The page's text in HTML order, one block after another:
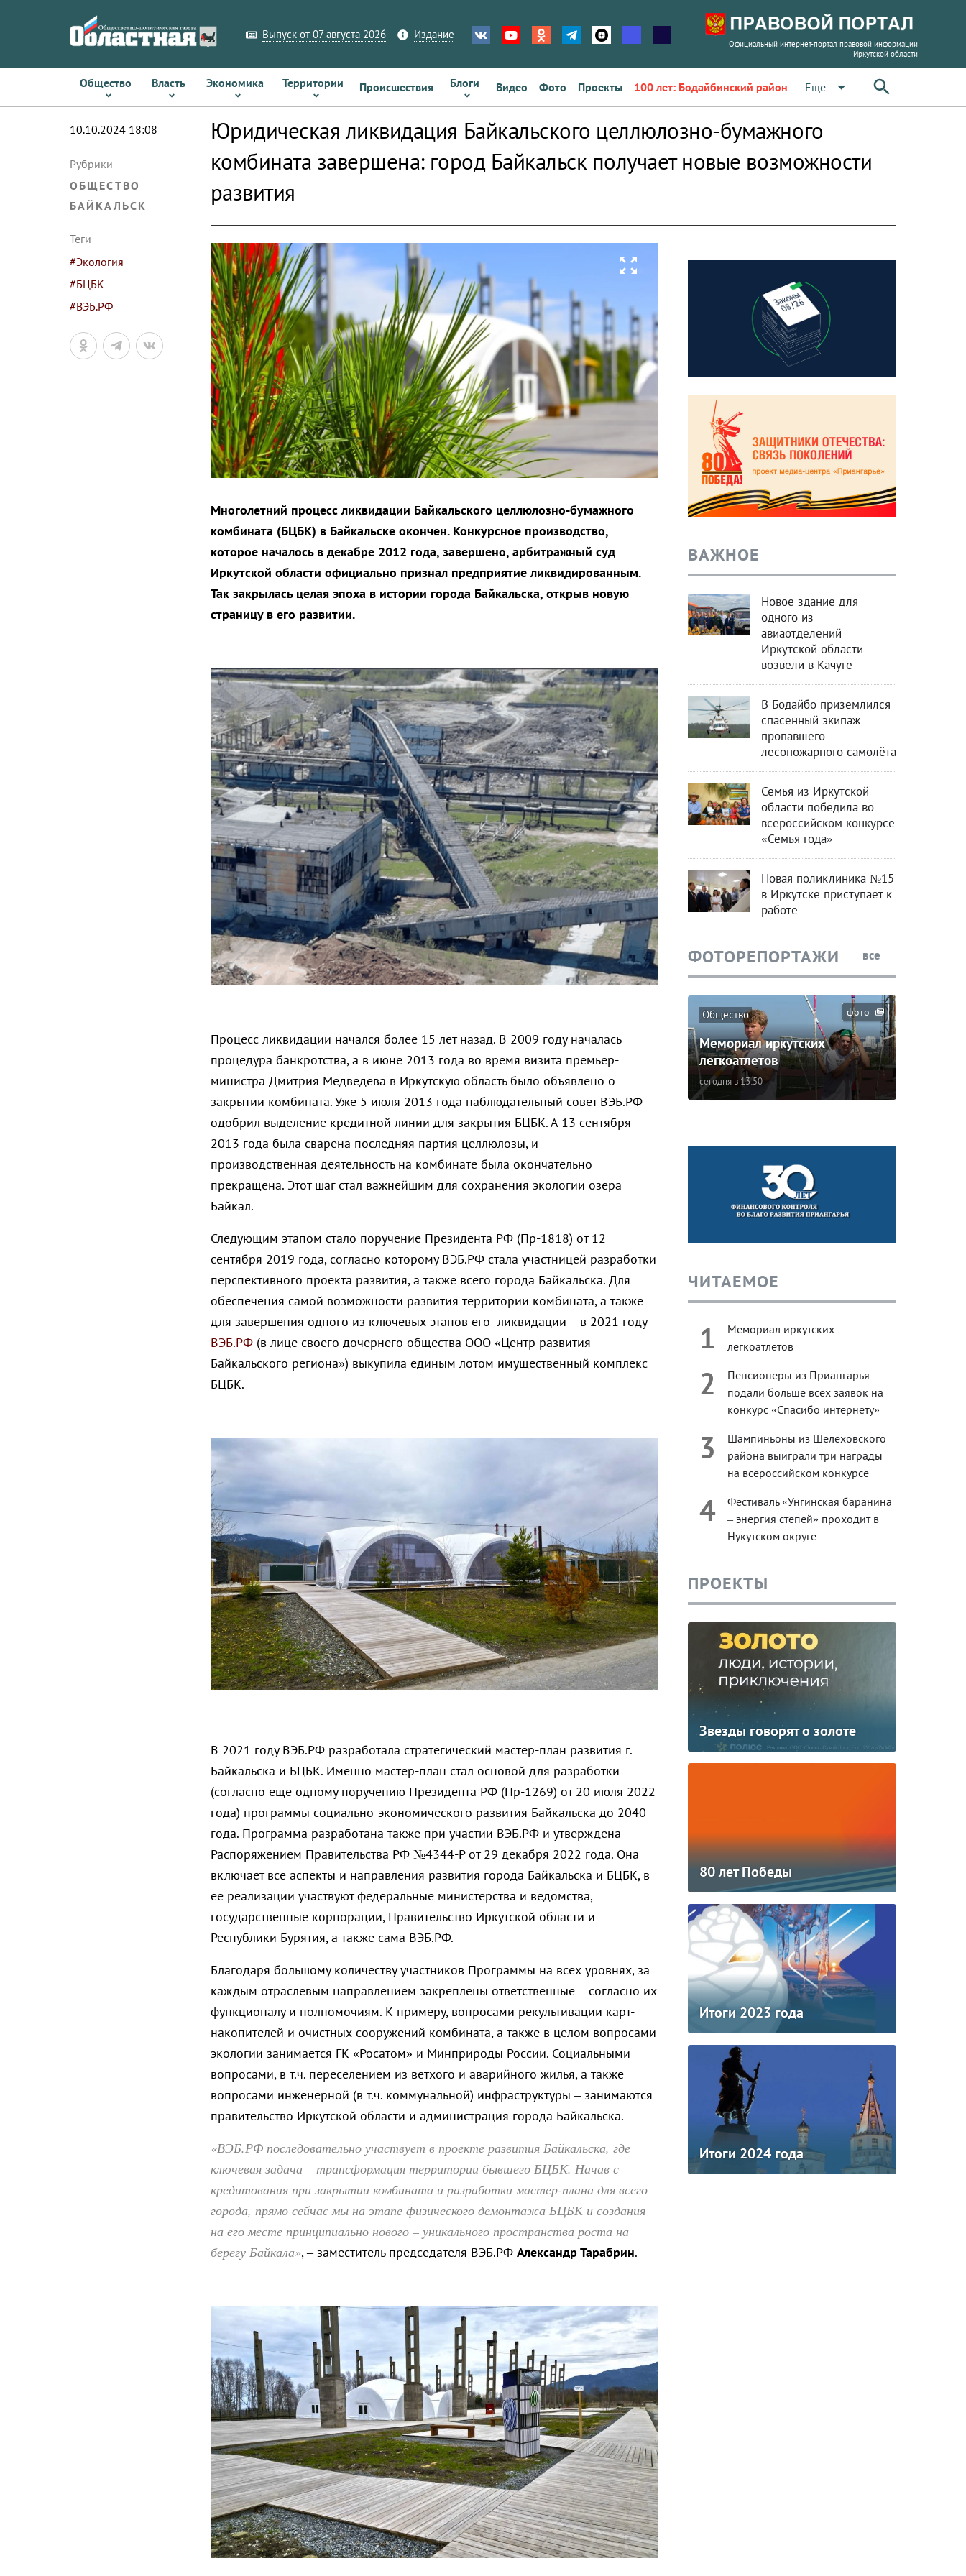
Выпуск от 07 августа 2026 Издание
Официальный интернет-портал правовой информации
Иркутской области
Общество Власть Экономика Территории Происшествия Блоги Видео Фото Проекты 100 лет: Бодайбинский район Еще arrow_drop_down
10.10.2024 18:08
Рубрики
ОБЩЕСТВО
БАЙКАЛЬСК
Теги
#Экология
#БЦБК
#ВЭБ.РФ
Юридическая ликвидация Байкальского целлюлозно-бумажного
комбината завершена: город Байкальск получает новые возможности
развития
zoom_out_map
Многолетний процесс ликвидации Байкальского целлюлозно-бумажного
комбината (БЦБК) в Байкальске окончен. Конкурсное производство,
которое началось в декабре 2012 года, завершено, арбитражный суд
Иркутской области официально признал предприятие ликвидированным.
Так закрылась целая эпоха в истории города Байкальска, открыв новую
страницу в его развитии.
Процесс ликвидации начался более 15 лет назад. В 2009 году началась
процедура банкротства, а в июне 2013 года во время визита премьер-
министра Дмитрия Медведева в Иркутскую область было объявлено о
закрытии комбината. Уже 5 июля 2013 года наблюдательный совет ВЭБ.РФ
одобрил выделение кредитной линии для закрытия БЦБК. А 13 сентября
2013 года была сварена последняя партия целлюлозы, и
производственная деятельность на комбинате была окончательно
прекращена. Этот шаг стал важнейшим для сохранения экологии озера
Байкал.
Следующим этапом стало поручение Президента РФ (Пр-1818) от 12
сентября 2019 года, согласно которому ВЭБ.РФ стала участницей разработки
перспективного проекта развития, а также всего города Байкальска. Для
обеспечения самой возможности развития территории комбината, а также
для завершения одного из ключевых этапов его ликвидации – в 2021 году
ВЭБ.РФ(в лице своего дочернего общества ООО «Центр развития
Байкальского региона») выкупила единым лотом имущественный комплекс
БЦБК.
В 2021 году ВЭБ.РФ разработала стратегический мастер-план развития г.
Байкальска и БЦБК. Именно мастер-план стал основой для разработки
(согласно еще одному поручению Президента РФ (Пр-1269) от 20 июля 2022
года) программы социально-экономического развития Байкальска до 2040
года. Программа разработана также при участии ВЭБ.РФ и утверждена
Распоряжением Правительства РФ №4344-Р от 29 декабря 2022 года. Она
включает все аспекты и направления развития города Байкальска и БЦБК, в
ее реализации участвуют федеральные министерства и ведомства,
государственные корпорации, Правительство Иркутской области и
Республики Бурятия, а также сама ВЭБ.РФ.
Благодаря большому количеству участников Программы на всех уровнях, за
каждым отраслевым направлением закреплены ответственные – согласно их
функционалу и полномочиям. К примеру, вопросами рекультивации карт-
накопителей и очистных сооружений комбината, а также в целом вопросами
экологии занимается ГК «Росатом» и Минприроды России. Социальными
вопросами, в т.ч. переселением из ветхого и аварийного жилья, а также
вопросами инженерной (в т.ч. коммунальной) инфраструктуры – занимаются
правительство Иркутской области и администрация города Байкальска.
«ВЭБ.РФ последовательно участвует в проекте развития Байкальска, где
ключевая задача – трансформация территории бывшего БЦБК. Начав с
кредитования при закрытии комбината и разработки мастер-плана для всего
города, прямо сейчас мы на этапе физического демонтажа БЦБК и создания
на его месте принципиально нового – уникального пространства роста на
берегу Байкала», – заместитель председателя ВЭБ.РФ Александр Тарабрин.
ВАЖНОЕ
Новое здание для
одного из
авиаотделений
Иркутской области
возвели в Качуге
В Бодайбо приземлился
спасенный экипаж
пропавшего
лесопожарного самолёта
Семья из Иркутской
области победила во
всероссийском конкурсе
«Семья года»
Новая поликлиника №15
в Иркутске приступает к
работе
ФОТОРЕПОРТАЖИ все
фото
Общество
Мемориал иркутских
легкоатлетов
сегодня в 13:50
ЧИТАЕМОЕ
1
Мемориал иркутских
легкоатлетов
2
Пенсионеры из Приангарья
подали больше всех заявок на
конкурс «Спасибо интернету»
3
Шампиньоны из Шелеховского
района выиграли три награды
на всероссийском конкурсе
4
Фестиваль «Унгинская баранина
– энергия степей» проходит в
Нукутском округе
ПРОЕКТЫ
Звезды говорят о золоте
80 лет Победы
Итоги 2023 года
Итоги 2024 года